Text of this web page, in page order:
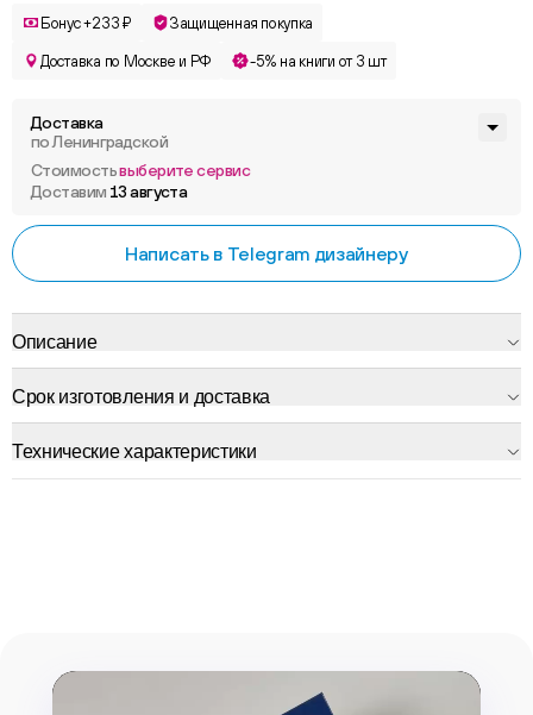
Бонус +233 ₽ Защищенная покупка
Доставка по Москве и РФ -5% на книги от 3 шт
Доставка
по Ленинградской
Стоимостьвыберите сервис
Доставим 13 августа
Написать в Telegram дизайнеру
Описание
Срок изготовления и доставка
Технические характеристики